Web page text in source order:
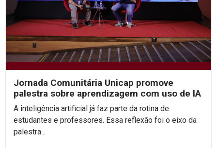
Jornada Comunitária Unicap promove
palestra sobre aprendizagem com uso de IA
A inteligência artificial já faz parte da rotina de
estudantes e professores. Essa reflexão foi o eixo da
palestra...